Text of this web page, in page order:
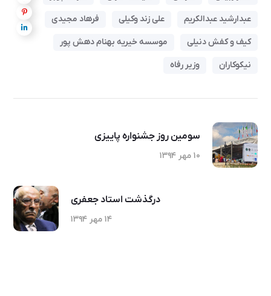
عبدارشید عبدالکریم
علی زند وکیلی
فرهاد مجیدی
کیف و کفش دنیلی
موسسه خیریه بهنام دهش پور
نیکوکاران
وزیر رفاه
سومین روز جشنواره پاییزی
۱۰ مهر ۱۳۹۴
درگذشت استاد جعفری
۱۴ مهر ۱۳۹۴